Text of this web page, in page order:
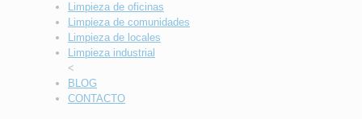
Limpieza de oficinas
Limpieza de comunidades
Limpieza de locales
Limpieza industrial
<
BLOG
CONTACTO